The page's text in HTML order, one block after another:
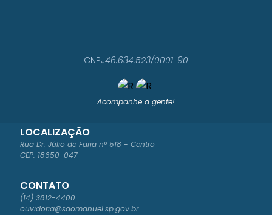
Acompanhe a gente!
LOCALIZAÇÃO
Rua Dr. Júlio de Faria nº 518 - Centro
CEP: 18650-047
CONTATO
(14) 3812-4400
ouvidoria@saomanuel.sp.gov.br
CNPJ46.634.523/0001-90